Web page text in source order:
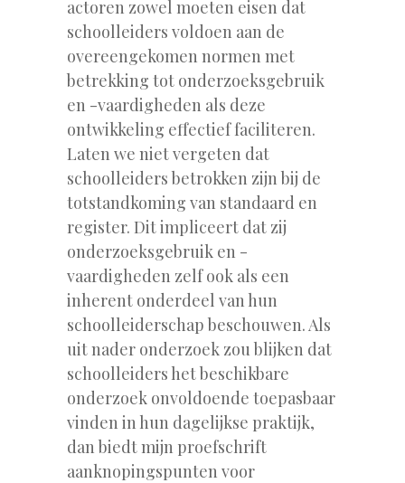
actoren zowel moeten eisen dat
schoolleiders voldoen aan de
overeengekomen normen met
betrekking tot onderzoeksgebruik
en -vaardigheden als deze
ontwikkeling effectief faciliteren.
Laten we niet vergeten dat
schoolleiders betrokken zijn bij de
totstandkoming van standaard en
register. Dit impliceert dat zij
onderzoeksgebruik en -
vaardigheden zelf ook als een
inherent onderdeel van hun
schoolleiderschap beschouwen. Als
uit nader onderzoek zou blijken dat
schoolleiders het beschikbare
onderzoek onvoldoende toepasbaar
vinden in hun dagelijkse praktijk,
dan biedt mijn proefschrift
aanknopingspunten voor